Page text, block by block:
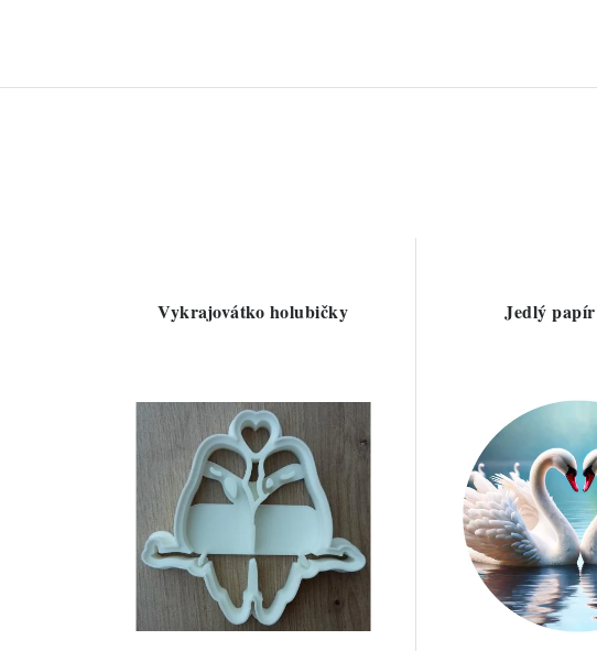
Vykrajovátko holubičky Jedlý